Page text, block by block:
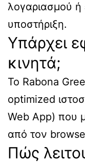
λογαριασμού ή
υποστήριξη.
Υπάρχει
κινητά;
Το Rabona
optimized
Web App) που
από τον
Πώς